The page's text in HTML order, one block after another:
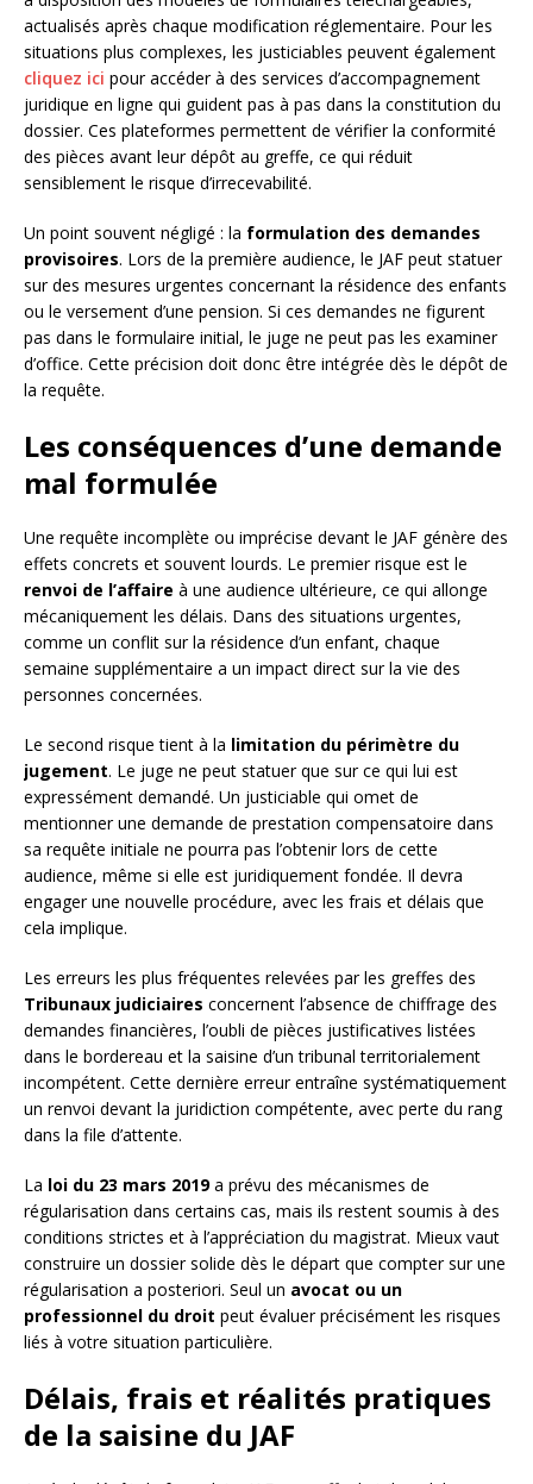
actualisés après chaque modification réglementaire. Pour les
situations plus complexes, les justiciables peuvent également
cliquez ici pour accéder à des services d’accompagnement
juridique en ligne qui guident pas à pas dans la constitution du
dossier. Ces plateformes permettent de vérifier la conformité
des pièces avant leur dépôt au greffe, ce qui réduit
sensiblement le risque d’irrecevabilité.
Un point souvent négligé : la formulation des demandes
provisoires. Lors de la première audience, le JAF peut statuer
sur des mesures urgentes concernant la résidence des enfants
ou le versement d’une pension. Si ces demandes ne figurent
pas dans le formulaire initial, le juge ne peut pas les examiner
d’office. Cette précision doit donc être intégrée dès le dépôt de
la requête.
Les conséquences d’une demande
mal formulée
Une requête incomplète ou imprécise devant le JAF génère des
effets concrets et souvent lourds. Le premier risque est le
renvoi de l’affaire à une audience ultérieure, ce qui allonge
mécaniquement les délais. Dans des situations urgentes,
comme un conflit sur la résidence d’un enfant, chaque
semaine supplémentaire a un impact direct sur la vie des
personnes concernées.
Le second risque tient à la limitation du périmètre du
jugement. Le juge ne peut statuer que sur ce qui lui est
expressément demandé. Un justiciable qui omet de
mentionner une demande de prestation compensatoire dans
sa requête initiale ne pourra pas l’obtenir lors de cette
audience, même si elle est juridiquement fondée. Il devra
engager une nouvelle procédure, avec les frais et délais que
cela implique.
Les erreurs les plus fréquentes relevées par les greffes des
Tribunaux judiciaires concernent l’absence de chiffrage des
demandes financières, l’oubli de pièces justificatives listées
dans le bordereau et la saisine d’un tribunal territorialement
incompétent. Cette dernière erreur entraîne systématiquement
un renvoi devant la juridiction compétente, avec perte du rang
dans la file d’attente.
La loi du 23 mars 2019a prévu des mécanismes de
régularisation dans certains cas, mais ils restent soumis à des
conditions strictes et à l’appréciation du magistrat. Mieux vaut
construire un dossier solide dès le départ que compter sur une
régularisation a posteriori. Seul un avocat ou un
professionnel du droit peut évaluer précisément les risques
liés à votre situation particulière.
Délais, frais et réalités pratiques
de la saisine du JAF